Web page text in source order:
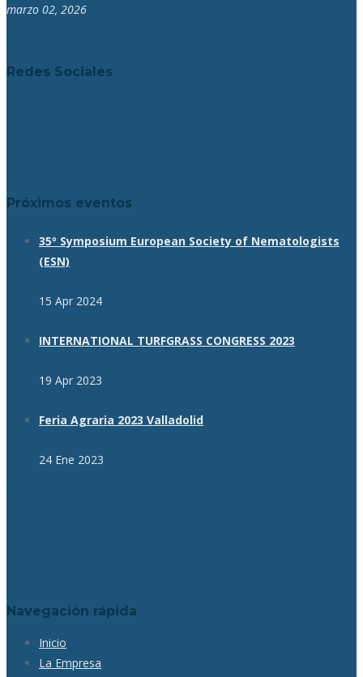
marzo 02, 2026
Redes Sociales
Próximos eventos
35º Symposium European Society of Nematologists
(ESN)
15 Apr 2024
INTERNATIONAL TURFGRASS CONGRESS 2023
19 Apr 2023
Feria Agraria 2023 Valladolid
24 Ene 2023
Navegación rápida
Inicio
La Empresa